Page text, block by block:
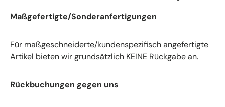
Maßgefertigte/Sonderanfertigungen
Für maßgeschneiderte/kundenspezifisch angefertigte
Artikel bieten wir grundsätzlich KEINE Rückgabe an.
Rückbuchungen gegen uns